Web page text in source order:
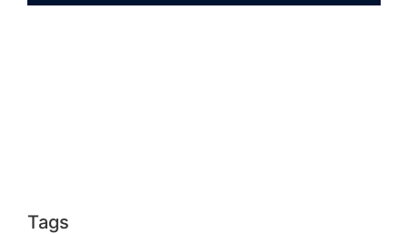
Tags